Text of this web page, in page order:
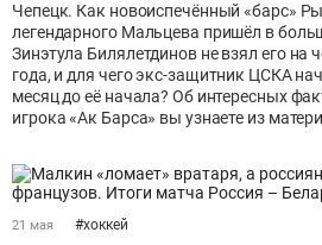
Чепецк. Как новоиспечённый «барс»
легендарного Мальцева пришёл в
Зинэтула Билялетдинов не взял его на
года, и для чего экс-защитник ЦСКА
месяц до её начала? Об интересных
игрока «Ак Барса» вы узнаете из
21 мая #хоккей